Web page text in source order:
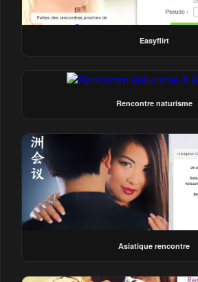
Easyflirt
Rencontre naturisme
Asiatique rencontre